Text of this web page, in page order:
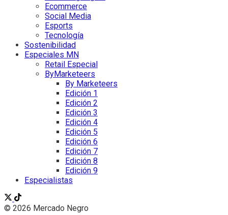
Ecommerce
Social Media
Esports
Tecnología
Sostenibilidad
Especiales MN
Retail Especial
ByMarketeers
By Marketeers
Edición 1
Edición 2
Edición 3
Edición 4
Edición 5
Edición 6
Edición 7
Edición 8
Edición 9
Especialistas
© 2026 Mercado Negro